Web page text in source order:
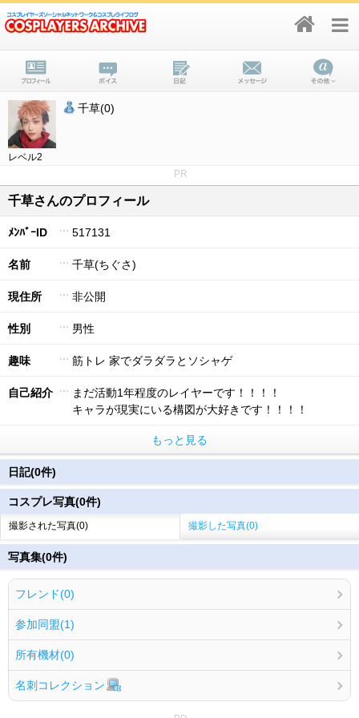
レベル2
千草(0)
PR
千草さんのプロフィール
ﾒﾝﾊﾞｰID 517131
名前 千草(ちぐさ)
現住所 非公開
性別 男性
趣味 筋トレ 家でダラダラとソシャゲ
自己紹介
まだ活動1年程度のレイヤーです！！！！
キャラが現実にいる構図が大好きです！！！！
もっと見る
日記(0件)
コスプレ写真(0件)
撮影された写真(0) 撮影した写真(0)
写真集(0件)
フレンド(0)
参加同盟(1)
所有機材(0)
名刺コレクション